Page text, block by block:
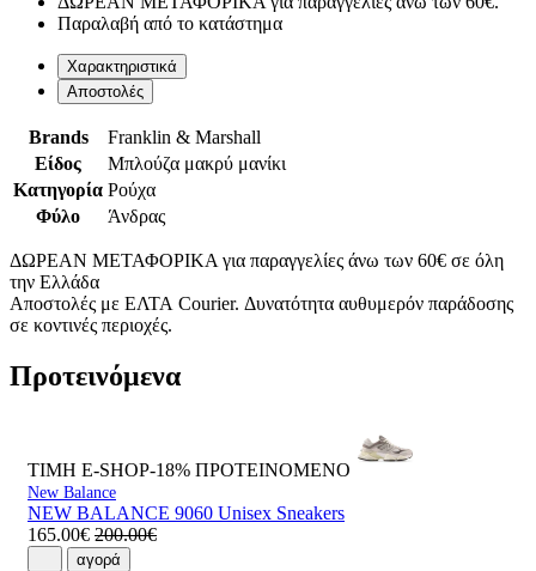
Παραλαβή από το κατάστημα
Χαρακτηριστικά
Αποστολές
Brands
Franklin & Marshall
Είδος
Μπλούζα μακρύ μανίκι
Κατηγορία Ρούχα
Φύλο
Άνδρας
ΔΩΡΕΑΝ ΜΕΤΑΦΟΡΙΚΑ για παραγγελίες άνω των 60€ σε όλη
την Ελλάδα
Αποστολές με ΕΛΤΑ Courier. Δυνατότητα αυθυμερόν παράδοσης
σε κοντινές περιοχές.
Προτεινόμενα
ΤΙΜΗ E-SHOP-18% ΠΡΟΤΕΙΝΟΜΕΝΟ
New Balance
NEW BALANCE 9060 Unisex Sneakers
165.00€ 200.00€
αγορά